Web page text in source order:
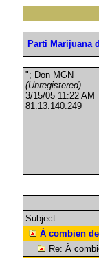
Parti Marijuana
"; Don MGN
(Unregistered)
3/15/05 11:22 AM
81.13.140.249
Subject
À combien
Re: À